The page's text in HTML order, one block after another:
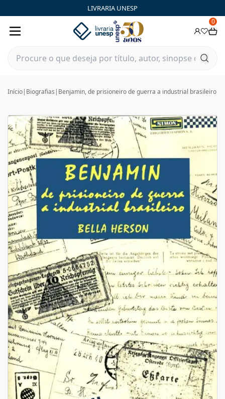
LIVRARIA UNESP
0
Início| Biografias | Benjamin, de prisioneiro de guerra a industrial brasileiro